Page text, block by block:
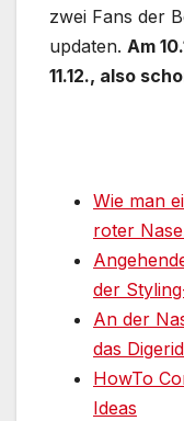
zwei Fans der
updaten. Am
11.12., also
Wie man
roter
der
An der
das
HowTo
Ideas